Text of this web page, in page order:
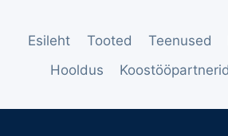
Esileht Tooted Teenused
Hooldus
Koostööpartnerid